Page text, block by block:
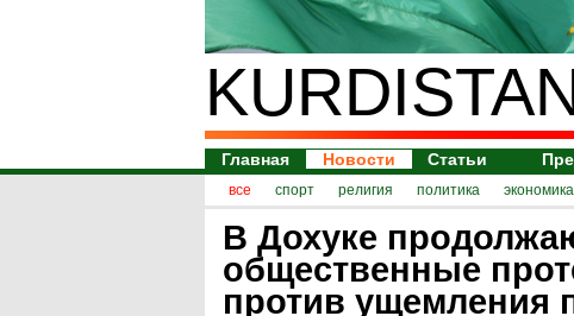
Главная Новости Статьи
все спорт религия политика экономика
В Дохуке
общественные
против ущемления